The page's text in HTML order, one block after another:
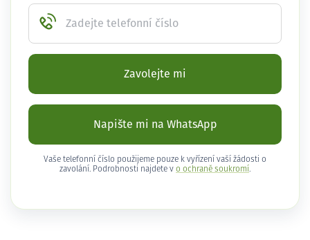
Zadejte telefonní číslo
Zavolejte mi
Napište mi na WhatsApp
Vaše telefonní číslo použijeme pouze k vyřízení vaší žádosti o
zavolání. Podrobnosti najdete v o ochraně soukromí .